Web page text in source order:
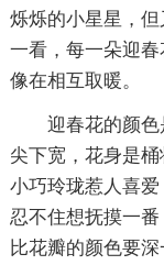
烁烁的小星星，
一看，每一朵迎
像在相互取暖。
迎春花的颜
尖下宽，花身是
小巧玲珑惹人喜
忍不住想抚摸一
比花瓣的颜色要